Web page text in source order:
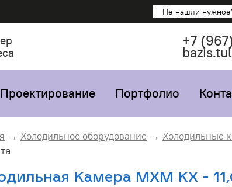
Не нашли
+7
Проектирование Портфолио
Холодильное оборудование Холодильные
Камера МХМ КХ -